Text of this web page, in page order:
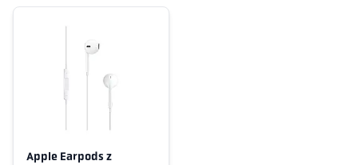
Apple Earpods z